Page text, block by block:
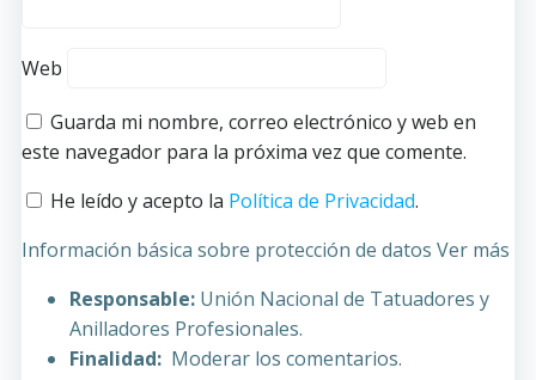
Web
Guarda mi nombre, correo electrónico y web en
este navegador para la próxima vez que comente.
He leído y acepto la Política de Privacidad.
Información básica sobre protección de datos Ver más
Responsable: Unión Nacional de Tatuadores y
Anilladores Profesionales.
Finalidad: Moderar los comentarios.